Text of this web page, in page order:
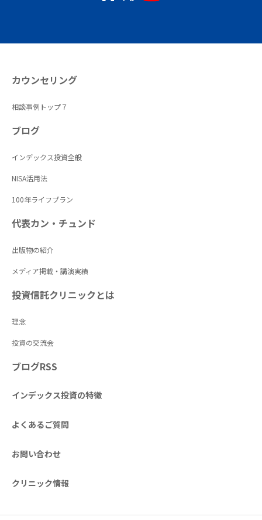
カウンセリング
相談事例トップ７
ブログ
インデックス投資全般
NISA活用法
100年ライフプラン
代表カン・チュンド
出版物の紹介
メディア掲載・講演実績
投資信託クリニックとは
理念
投資の交流会
ブログRSS
インデックス投資の特徴
よくあるご質問
お問い合わせ
クリニック情報